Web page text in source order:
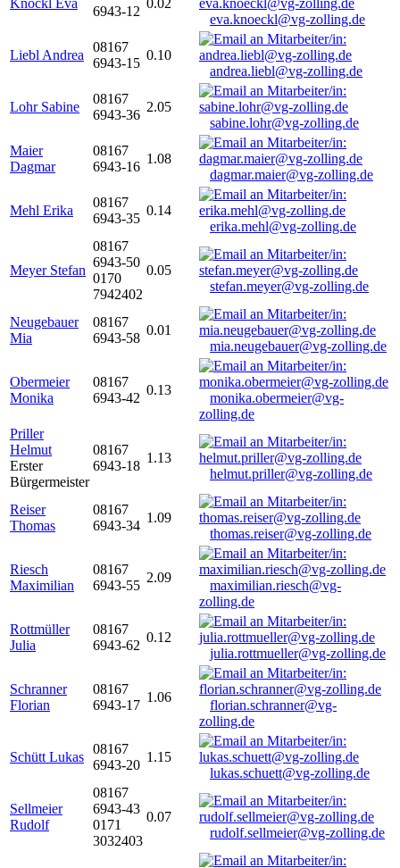
Knöckl Eva
6943-12
0.02
eva.knoeckl@vg-zolling.de
Liebl Andrea
08167
6943-15
0.10
andrea.liebl@vg-zolling.de
Lohr Sabine
08167
6943-36
2.05
sabine.lohr@vg-zolling.de
Maier
Dagmar
08167
6943-16
1.08
dagmar.maier@vg-zolling.de
Mehl Erika
08167
6943-35
0.14
erika.mehl@vg-zolling.de
Meyer Stefan
08167
6943-50
0170
7942402
0.05
stefan.meyer@vg-zolling.de
Neugebauer
Mia
08167
6943-58
0.01
mia.neugebauer@vg-zolling.de
Obermeier
Monika
08167
6943-42
0.13
monika.obermeier@vg-
zolling.de
Priller
Helmut
Erster
Bürgermeister
08167
6943-18
1.13
helmut.priller@vg-zolling.de
Reiser
Thomas
08167
6943-34
1.09
thomas.reiser@vg-zolling.de
Riesch
Maximilian
08167
6943-55
2.09
maximilian.riesch@vg-
zolling.de
Rottmüller
Julia
08167
6943-62
0.12
julia.rottmueller@vg-zolling.de
Schranner
Florian
08167
6943-17
1.06
florian.schranner@vg-
zolling.de
Schütt Lukas
08167
6943-20
1.15
lukas.schuett@vg-zolling.de
Sellmeier
Rudolf
08167
6943-43
0171
3032403
0.07
rudolf.sellmeier@vg-zolling.de